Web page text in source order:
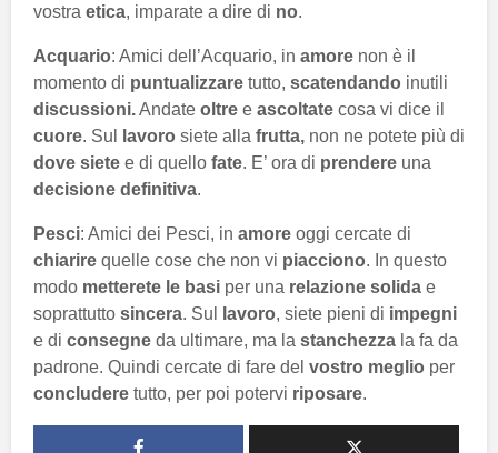
vostra etica, imparate a dire di no.
Acquario: Amici dell’Acquario, in amore non è il
momento di puntualizzare tutto, scatendando inutili
discussioni.Andate oltre e ascoltate cosa vi dice il
cuore. Sul lavoro siete alla frutta, non ne potete più di
dove siete e di quello fate. E’ ora di prendere una
decisione definitiva.
Pesci: Amici dei Pesci, in amore oggi cercate di
chiarire quelle cose che non vi piacciono. In questo
modo metterete le basi per una relazione solida e
soprattutto sincera. Sul lavoro, siete pieni di impegni
e di consegne da ultimare, ma la stanchezza la fa da
padrone. Quindi cercate di fare del vostro meglio per
concludere tutto, per poi potervi riposare.